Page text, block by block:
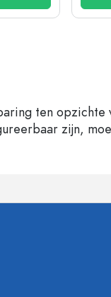
ten opzichte
zijn,